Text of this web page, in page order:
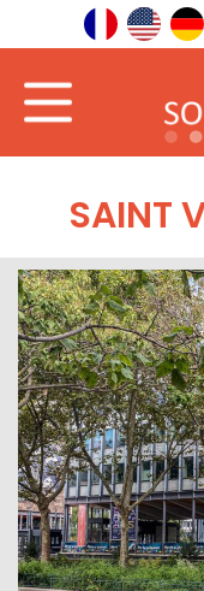
SAINT